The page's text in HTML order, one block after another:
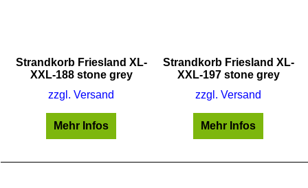
Strandkorb Friesland XL-
XXL-188 stone grey
zzgl. Versand
Mehr Infos
Strandkorb Friesland XL-
XXL-197 stone grey
zzgl. Versand
Mehr Infos